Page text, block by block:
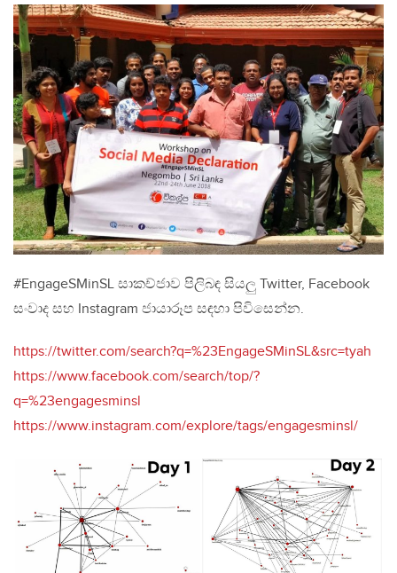
#EngageSMinSL සාකච්ජාව පිලිබඳ සියලු Twitter, Facebook
සංවාද සහ Instagram ජායාරූප සඳහා පිවිසෙන්න.
https://twitter.com/search?q=%23EngageSMinSL&src=tyah
https://www.facebook.com/search/top/?
q=%23engagesminsl
https://www.instagram.com/explore/tags/engagesminsl/